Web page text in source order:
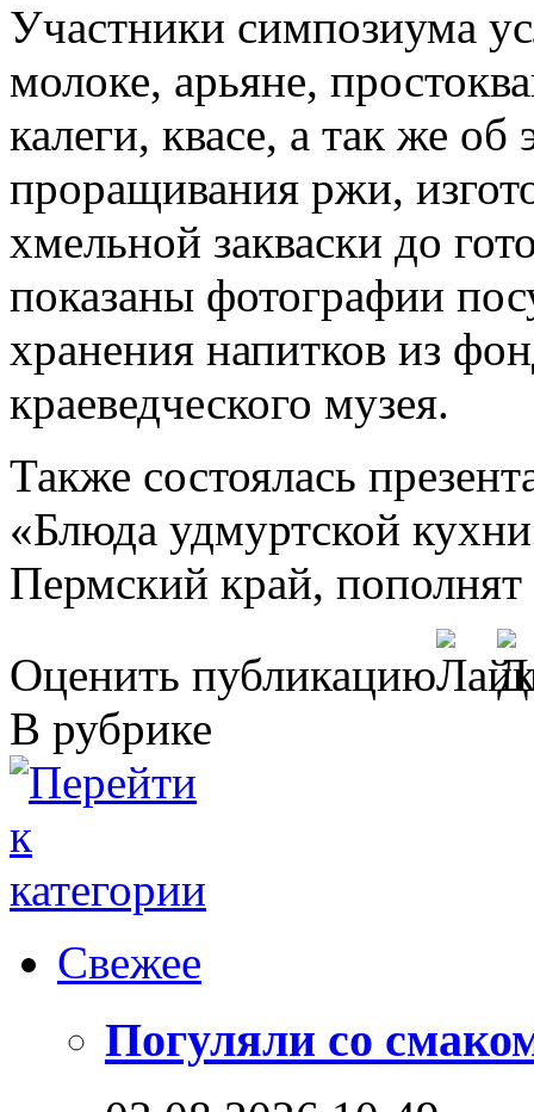
Участники симпозиума
молоке, арьяне,
калеги, квасе, а так же об
проращивания ржи,
хмельной закваски до
показаны фотографии
хранения напитков из
краеведческого музея.
Также состоялась
«Блюда удмуртской
Пермский край,
Оценить публикацию
В рубрике
Свежее
Погуляли со